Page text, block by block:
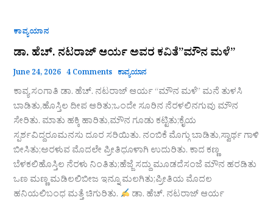
ಕಾವ್ಯಯಾನ
ಡಾ. ಹೆಚ್. ನಟರಾಜ್ ಆರ್ಯ ಅವರ ಕವಿತೆ”ಮೌನ ಮಳೆ”
June 24, 2026 4 Comments ಕಾವ್ಯಯಾನ
ಕಾವ್ಯ ಸಂಗಾತಿ ಡಾ. ಹೆಚ್. ನಟರಾಜ್ ಆರ್ಯ “ಮೌನ ಮಳೆ” ಮನೆ ತುಳಸಿ
ಬಾಡಿತು,ಹೊಸ್ತಿಲ ದೀಪ ಆರಿತು;ಒಂದೇ ಸೂರಿನ ನೆರಳಲಿನಗುವು ಮೌನ
ಸೇರಿತು. ಮಾತು ಹಕ್ಕಿ ಹಾರಿತು,ಮೌನ ಗೂಡು ಕಟ್ಟಿತು;ಕೈಯ
ಸ್ಪರ್ಶವಿದ್ದರೂಮನಸು ದೂರ ಸರಿಯಿತು. ನಂಬಿಕೆ ಮೊಗ್ಗು ಬಾಡಿತು,ಸ್ವಾರ್ಥ ಗಾಳಿ
ಬೀಸಿತು;ಅರಳುವ ಮೊದಲೇ ಪ್ರೀತಿಧೂಳಾಗಿ ಉದುರಿತು. ಕಾದ ಕಣ್ಣ
ಬೆಳಕಲಿಹೊಸ್ತಿಲ ನೆರಳು ನಿಂತಿತು;ಹೆಜ್ಜೆ ಸದ್ದು ಮೂಡದೆಸಂಜೆ ಮೌನ ಹರಡಿತು
ಒಣ ಮಣ್ಣ ಮಡಿಲಲಿಬೀಜ ಇನ್ನೂ ಮಲಗಿತು;ಪ್ರೀತಿಯ ಮೊದಲ
ಹನಿಯಲಿಬಂಧ ಮತ್ತೆ ಚಿಗುರಿತು.
ಡಾ. ಹೆಚ್. ನಟರಾಜ್ ಆರ್ಯ